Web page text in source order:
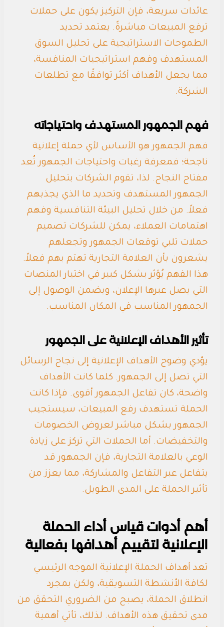
عائدات سريعة، فإن التركيز يكون على حملات
ترفع المبيعات مباشرةً. يعتمد تحديد
الطموحات الاستراتيجية على تحليل السوق
المستهدف وفهم استراتيجيات المنافسة،
مما يجعل الأهداف أكثر توافقًا مع تطلعات
الشركة.
فهم الجمهور المستهدف واحتياجاته
فهم الجمهور هو الأساس لأي حملة إعلانية
ناجحة؛ فمعرفة رغبات واحتياجات الجمهور تُعد
مفتاح النجاح. لذا، تقوم الشركات بتحليل
الجمهور المستهدف وتحديد ما الذي يجذبهم
فعلاً. من خلال تحليل البيئة التنافسية وفهم
اهتمامات العملاء، يمكن للشركات تصميم
حملات تلبي توقعات الجمهور وتجعلهم
يشعرون بأن العلامة التجارية تهتم بهم فعلاً.
هذا الفهم يُؤثر بشكل كبير في اختيار المنصات
التي يصل عبرها الإعلان، ويضمن الوصول إلى
الجمهور المناسب في المكان المناسب.
تأثير الأهداف الإعلانية على الجمهور
يؤدي وضوح الأهداف الإعلانية إلى نجاح الرسائل
التي تصل إلى الجمهور. كلما كانت الأهداف
واضحة، كان تفاعل الجمهور أقوى. فإذا كانت
الحملة تستهدف رفع المبيعات، سيستجيب
الجمهور بشكل مباشر لعروض الخصومات
والتخفيضات. أما الحملات التي تركز على زيادة
الوعي بالعلامة التجارية، فإن الجمهور قد
يتفاعل عبر التفاعل والمشاركة، مما يعزز من
تأثير الحملة على المدى الطويل.
أهم أدوات قياس أداء الحملة
الإعلانية لتقييم أهدافها بفعالية
تعد أهداف الحملة الإعلانية الموجه الرئيسي
لكافة الأنشطة التسويقية، ولكن بمجرد
انطلاق الحملة، يصبح من الضروري التحقق من
مدى تحقيق هذه الأهداف. لذلك، تأتي أهمية